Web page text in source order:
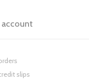
account
slips